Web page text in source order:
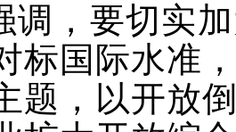
调，要切实
标国际水准
题，以开放